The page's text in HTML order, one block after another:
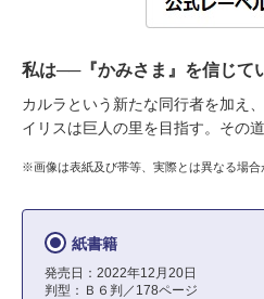
私は──『かみさま』を信じて
カルラという新たな同行者を加え
イリスは巨人の里を目指す。その
※画像は表紙及び帯等、実際とは異なる場合
紙書籍
発売日：2022年12月20日
判型：Ｂ６判／178ページ